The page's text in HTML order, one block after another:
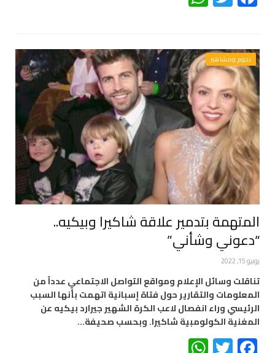
نجوم ومشاهير
المتهمة بتدمير علاقة شاكيرا وبيكيه..
“دعوني وشأني”
يونيو 15, 2022
تناقلت وسائل الإعلام ومواقع التواصل الاجتماعي عدداً من
المعلومات والتقارير حول فتاة إسبانية اتهمت بأنها السبب
الرئيسي وراء انفصال لاعب الكرة الشهير جيرارد بيكيه عن
المغنية الكولومبية شاكيرا. وبحسب صحيفة…